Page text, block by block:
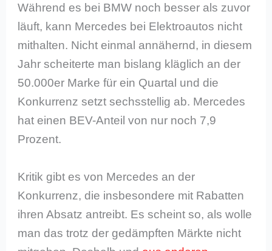
Während es bei BMW noch besser als zuvor
läuft, kann Mercedes bei Elektroautos nicht
mithalten. Nicht einmal annähernd, in diesem
Jahr scheiterte man bislang kläglich an der
50.000er Marke für ein Quartal und die
Konkurrenz setzt sechsstellig ab. Mercedes
hat einen BEV-Anteil von nur noch 7,9
Prozent.
Kritik gibt es von Mercedes an der
Konkurrenz, die insbesondere mit Rabatten
ihren Absatz antreibt. Es scheint so, als wolle
man das trotz der gedämpften Märkte nicht